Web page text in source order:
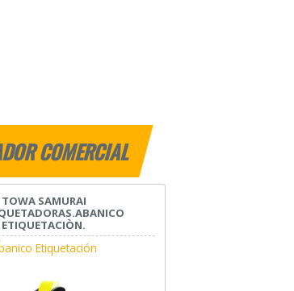
COMERCIAL
TOWA SAMURAI
ETIQUETACIÒN.
Etiquetación